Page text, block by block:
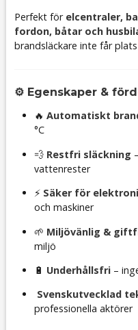
Perfekt för elcentraler,
fordon, båtar och
brandsläckare inte får
⚙️ Egenskaper &
🔥 Automatiskt
°C
💨 Restfri släckning
vattenrester
⚡ Säker för
och maskiner
🌱 Miljövänlig &
miljö
🔋 Underhållsfri–
Svenskutvecklad
professionella aktörer